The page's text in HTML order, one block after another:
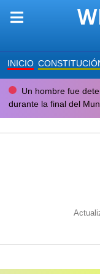
INICIO
Un hombre fue
durante la final del